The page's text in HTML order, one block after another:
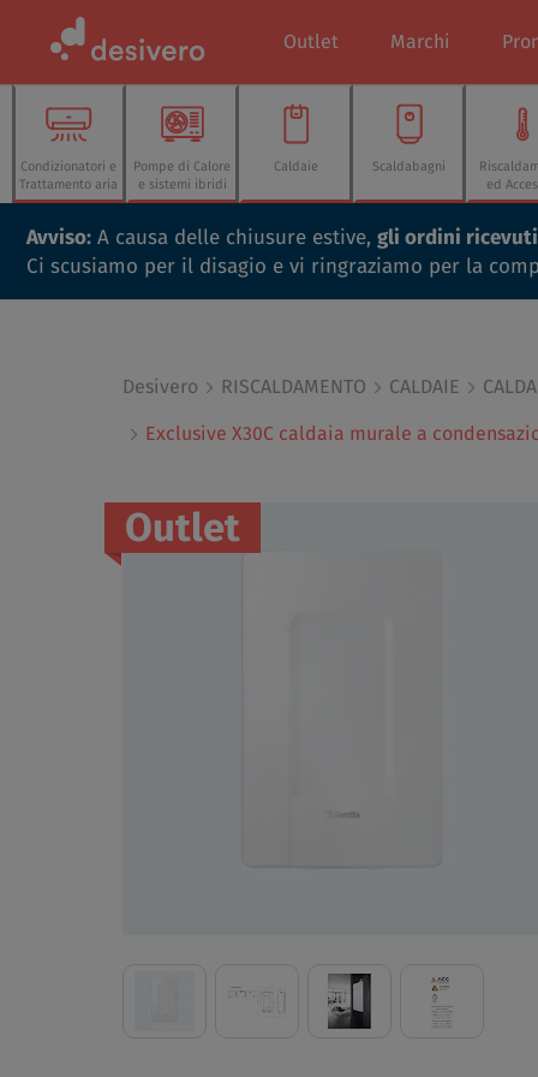
Outlet Marchi
Condizionatori e
Trattamento aria
Pompe di Calore
e sistemi ibridi
Caldaie Scaldabagni
ed
Avviso: A causa delle chiusure estive, gli ordini
Ci scusiamo per il disagio e vi ringraziamo per la
Desivero RISCALDAMENTO CALDAIE
Exclusive X30C caldaia murale a
Outlet